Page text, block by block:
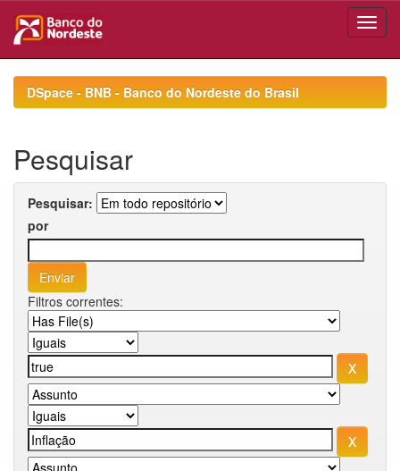
navigationDSpace - BNB - Banco do Nordeste do Brasil
Pesquisar
Pesquisar:
por
Filtros correntes: